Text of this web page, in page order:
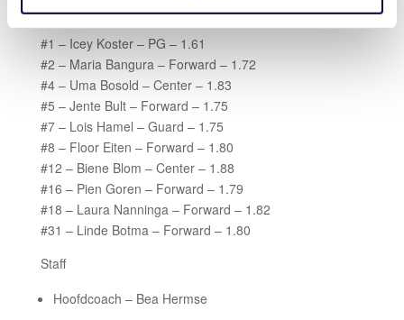
ROSTER
#1 – Icey Koster – PG – 1.61
#2 – Maria Bangura – Forward – 1.72
#4 – Uma Bosold – Center – 1.83
#5 – Jente Bult – Forward – 1.75
#7 – Lois Hamel – Guard – 1.75
#8 – Floor Eiten – Forward – 1.80
#12 – Biene Blom – Center – 1.88
#16 – Pien Goren – Forward – 1.79
#18 – Laura Nanninga – Forward – 1.82
#31 – Linde Botma – Forward – 1.80
Staff
Hoofdcoach – Bea Hermse